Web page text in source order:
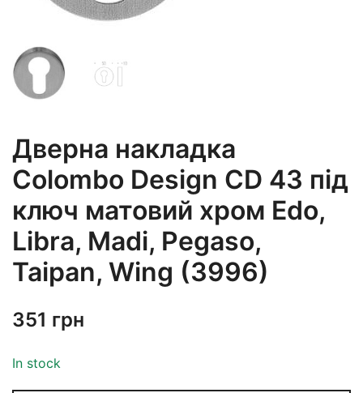
Дверна накладка
Colombo Design CD 43 під
ключ матовий хром Edo,
Libra, Madi, Pegaso,
Taipan, Wing (3996)
351 грн
In stock